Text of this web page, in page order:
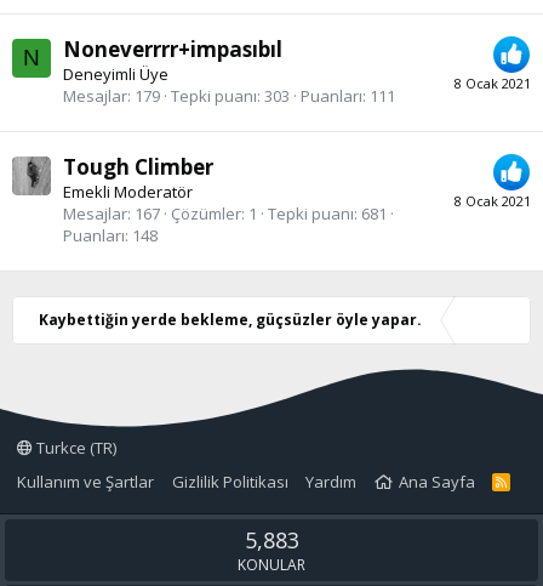
N
8 Ocak 2021
Noneverrrr+impasıbıl
Deneyimli Üye
Mesajlar 179 Tepki puanı 303 Puanları 111
8 Ocak 2021
Tough Climber
Emekli Moderatör
Mesajlar 167 Çözümler 1 Tepki puanı 681
Puanları 148
Kaybettiğin yerde bekleme, güçsüzler öyle yapar.
Turkce (TR)
Kullanım ve Şartlar
Gizlilik Politikası Yardım Ana Sayfa
R
S
5,883
KONULAR